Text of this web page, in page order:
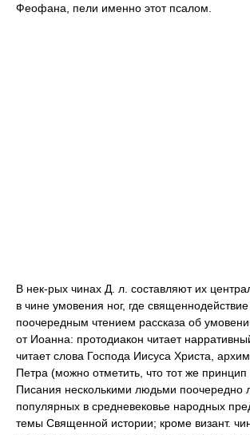
Феофана, пели именно этот псалом.
В нек-рых чинах Д. л. составляют их
в чине умовения ног, где
поочередным чтением рассказа об
от Иоанна: протодиакон читает
читает слова Господа Иисуса Христа,
Петра (можно отметить, что тот же
Писания несколькими людьми поочередно
популярных в средневековье народных
темы Священной истории; кроме визант.